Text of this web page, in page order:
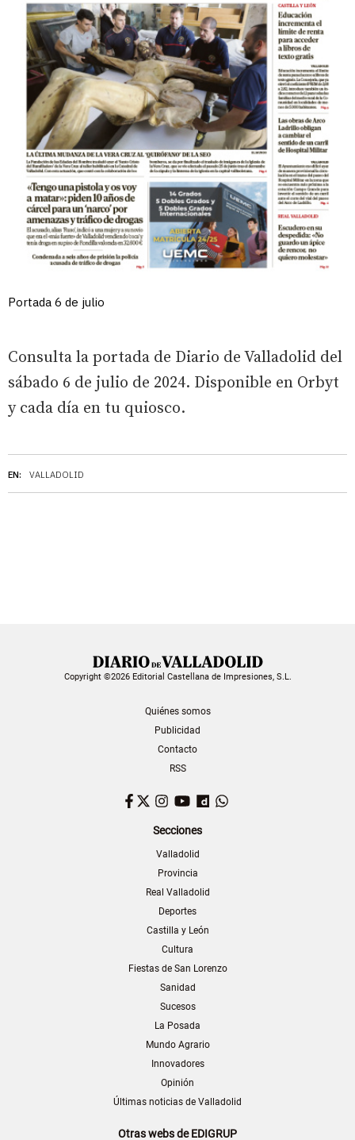
EN: VALLADOLID
Portada 6 de julio
Consulta la portada de Diario de Valladolid del
sábado 6 de julio de 2024. Disponible en Orbyt
y cada día en tu quiosco.
Copyright ©2026 Editorial Castellana de Impresiones, S.L.
Quiénes somos
Publicidad
Contacto
RSS
Facebook
TwitterInstagram
YouTubeDailymotion
Secciones
Valladolid
Provincia
Real Valladolid
Deportes
Castilla y León
Cultura
Fiestas de San Lorenzo
Sanidad
Sucesos
La Posada
Mundo Agrario
Innovadores
Opinión
Últimas noticias de Valladolid
Otras webs de EDIGRUP